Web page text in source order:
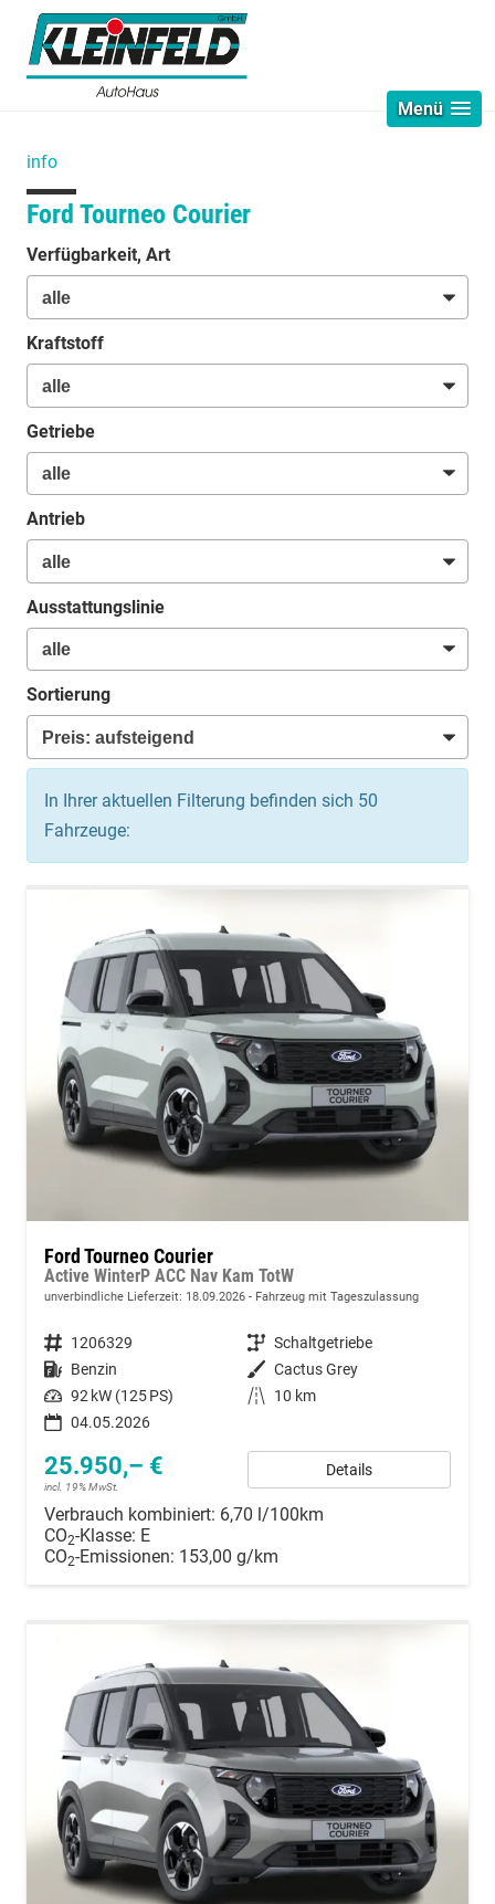
Menü
info
Ford Tourneo Courier
Verfügbarkeit, Art
Kraftstoff
Getriebe
Antrieb
Ausstattungslinie
Sortierung
In Ihrer aktuellen Filterung befinden sich 50
Fahrzeuge:
Ford Tourneo Courier
Active WinterP ACC Nav Kam TotW
unverbindliche Lieferzeit: 18.09.2026 Fahrzeug mit Tageszulassung
Fahrzeugnummer 1206329 Getriebe Schaltgetriebe
Kraftstoff Benzin Außenfarbe Cactus Grey
Leistung 92 kW (125 PS) Kilometerstand
10 km
04.05.2026
25.950,– €
incl. 19% MwSt.
Details
Verbrauch kombiniert: 6,70 l/100km
CO2-Klasse: E
CO2-Emissionen: 153,00 g/km